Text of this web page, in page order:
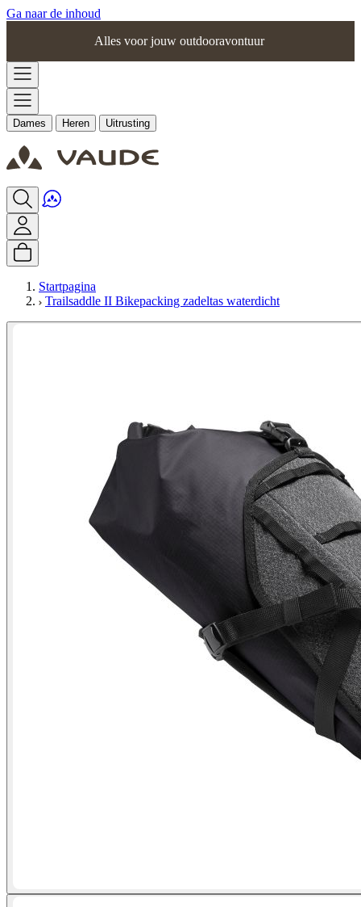
Ga naar de inhoud
Alles voor jouw outdooravontuur
Dames Heren Uitrusting
Startpagina
Trailsaddle II Bikepacking zadeltas waterdicht